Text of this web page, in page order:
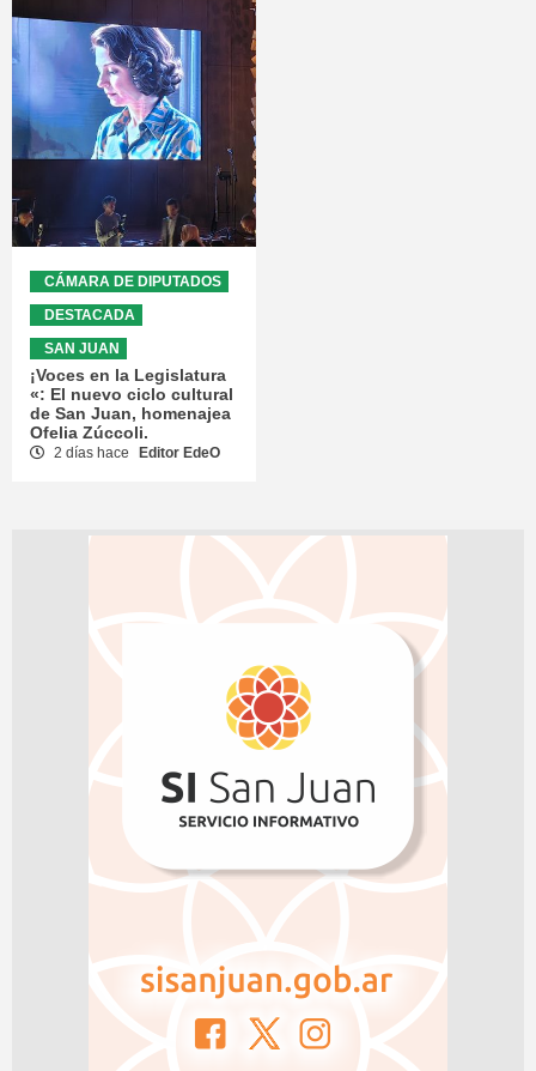
CÁMARA DE DIPUTADOS
DESTACADA
SAN JUAN
¡Voces en la Legislatura
«: El nuevo ciclo cultural
de San Juan, homenajea
Ofelia Zúccoli.
2 días hace Editor EdeO